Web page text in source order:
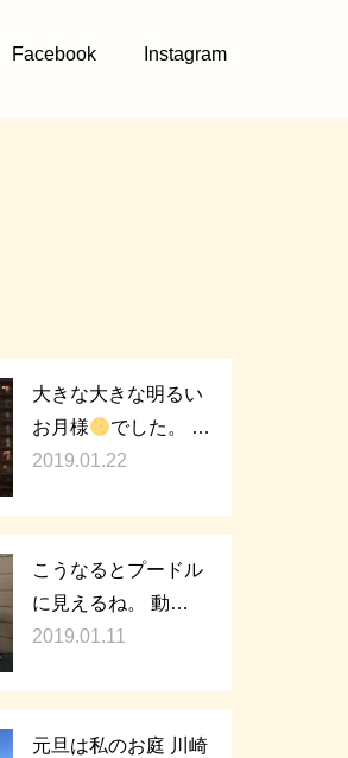
Facebook Instagram
大きな大きな明るい
お月様
でした。 …
2019.01.22
こうなるとプードル
に見えるね。 動…
2019.01.11
元旦は私のお庭 川崎